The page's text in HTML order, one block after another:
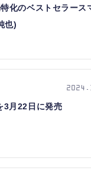
化のベストセラース
也)
3月22日に発売